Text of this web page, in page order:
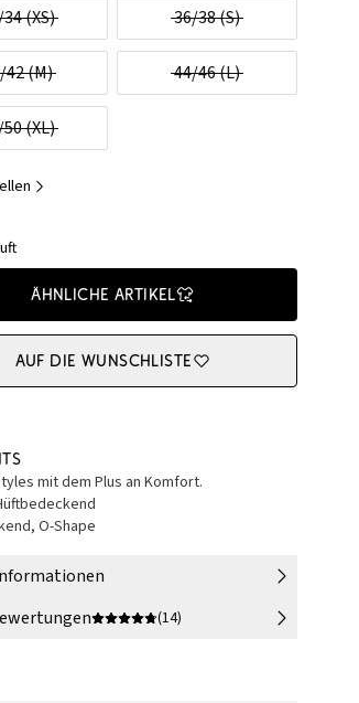
(XS) 36/38 (S)
42 (M) 44/46 (L)
(XL)
Ähnliche Artikel
Auf die Wunschliste
mit dem Plus an Komfort.
O-Shape
(14)